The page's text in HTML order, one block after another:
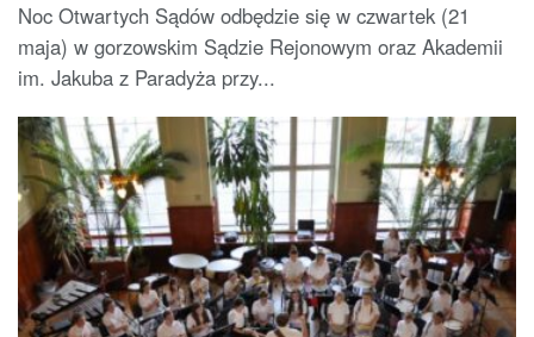
Noc Otwartych Sądów odbędzie się w czwartek (21
maja) w gorzowskim Sądzie Rejonowym oraz Akademii
im. Jakuba z Paradyża przy...